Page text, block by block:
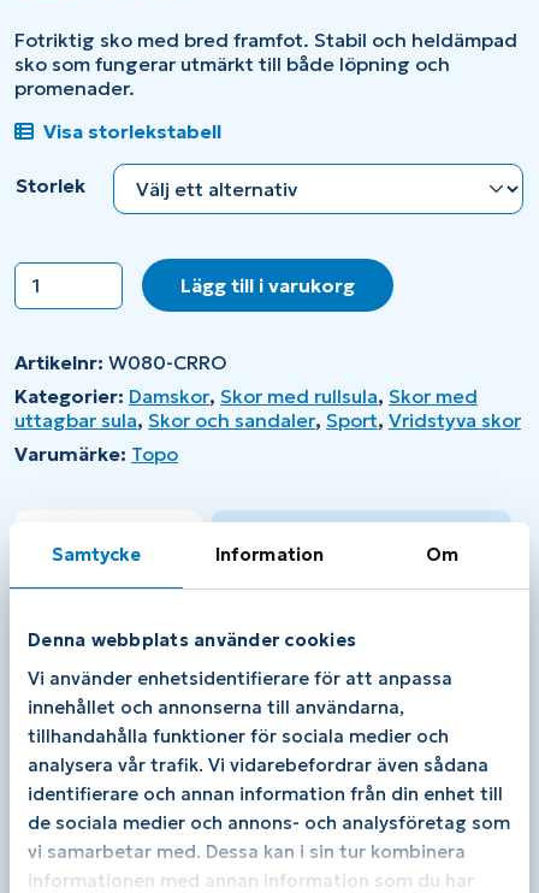
Samtycke Information Om
Denna webbplats använder cookies
Vi använder enhetsidentifierare för att anpassa
innehållet och annonserna till användarna,
tillhandahålla funktioner för sociala medier och
analysera vår trafik. Vi vidarebefordrar även sådana
identifierare och annan information från din enhet till
de sociala medier och annons- och analysföretag som
vi samarbetar med. Dessa kan i sin tur kombinera
informationen med annan information som du har
Fotriktig sko med bred framfot. Stabil och heldämpad
sko som fungerar utmärkt till både löpning och
promenader.
Visa storlekstabell
Storlek
Topo
Aura
Lägg till i varukorg
Artikelnr: W080-CRRO
Kategorier: Damskor, Skor med rullsula, Skor med
uttagbar sula, Skor och sandaler, Sport, Vridstyva skor
Varumärke: Topo
Beskrivning
Topo Aura W – Heldämpad och fotriktig sko för
löpning och promenader
Topo Aura W är en fotriktig ochheldämpad
skosom passar perfekt för både löpning och
promenader. Med sinbredare framfot,
rullsulaoch stabila passform runt häl och
mellanfot är den idealisk för dig som behöver
extra utrymme för besvär somHallux
Valgus,Mortons Neuromeller andra
framfotsproblem. Den anatomiska utformningen